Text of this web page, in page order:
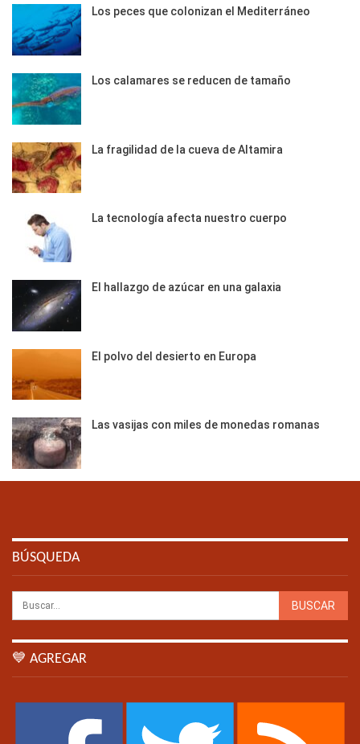
Los peces que colonizan el Mediterráneo
Los calamares se reducen de tamaño
La fragilidad de la cueva de Altamira
La tecnología afecta nuestro cuerpo
El hallazgo de azúcar en una galaxia
El polvo del desierto en Europa
Las vasijas con miles de monedas romanas
BÚSQUEDA
💙 AGREGAR